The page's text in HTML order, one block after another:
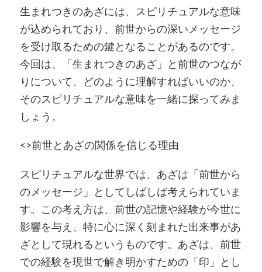
生まれつきのあざには、スピリチュアルな意味
が込められており、前世からの深いメッセージ
を受け取るための鍵となることがあるのです。
今回は、「生まれつきのあざ」と前世のつなが
りについて、どのように理解すればいいのか、
そのスピリチュアルな意味を一緒に探ってみま
しょう。
<>前世とあざの関係を信じる理由
スピリチュアルな世界では、あざは「前世から
のメッセージ」としてしばしば考えられていま
す。この考え方は、前世の記憶や経験が今世に
影響を与え、特に心に深く刻まれた出来事があ
ざとして現れるというものです。あざは、前世
での経験を現世で解き明かすための「印」とし